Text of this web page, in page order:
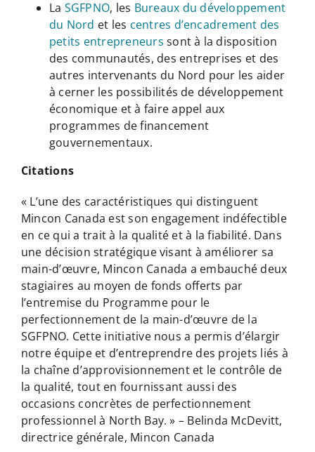
La SGFPNO, les Bureaux du développement
du Nord et les centres d’encadrement des
petits entrepreneurs sont à la disposition
des communautés, des entreprises et des
autres intervenants du Nord pour les aider
à cerner les possibilités de développement
économique et à faire appel aux
programmes de financement
gouvernementaux.
Citations
« L’une des caractéristiques qui distinguent
Mincon Canada est son engagement indéfectible
en ce qui a trait à la qualité et à la fiabilité. Dans
une décision stratégique visant à améliorer sa
main-d’œuvre, Mincon Canada a embauché deux
stagiaires au moyen de fonds offerts par
l’entremise du Programme pour le
perfectionnement de la main-d’œuvre de la
SGFPNO. Cette initiative nous a permis d’élargir
notre équipe et d’entreprendre des projets liés à
la chaîne d’approvisionnement et le contrôle de
la qualité, tout en fournissant aussi des
occasions concrètes de perfectionnement
professionnel à North Bay. » – Belinda McDevitt,
directrice générale, Mincon Canada